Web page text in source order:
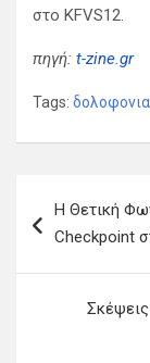
στο KFVS12.
πηγή: t-zine.gr
Tags: δολοφονια
Η Θετική
Checkpoint